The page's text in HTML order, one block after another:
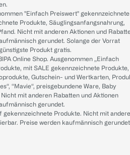
"Einfach Preiswert" gekennzeichnete
Produkte, Säuglingsanfangsnahrung,
Nicht mit anderen Aktionen und
gerundet. Solange der Vorrat
Produkt gratis.
Online Shop. Ausgenommen „Einfach
mit SALE gekennzeichnete Produkte,
Gutschein- und Wertkarten,
“Mavie“, preisgebundene Ware, Baby
mit anderen Rabatten und Aktionen
gerundet.
gekennzeichnete Produkte. Nicht mit
Preise werden kaufmännisch